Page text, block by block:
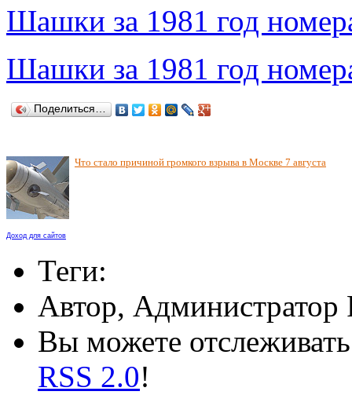
Шашки за 1981 год
Шашки за 1981 год
Поделиться…
Что стало причиной громкого взрыва в Москве 7 августа
Доход для сайтов
Теги:
Автор, Администратор
Вы можете отслеживать
RSS 2.0!